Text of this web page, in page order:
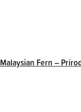
Malaysian Fern –